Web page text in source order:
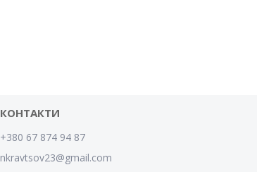
КОНТАКТИ
+380 67 874 94 87
nkravtsov23@gmail.com